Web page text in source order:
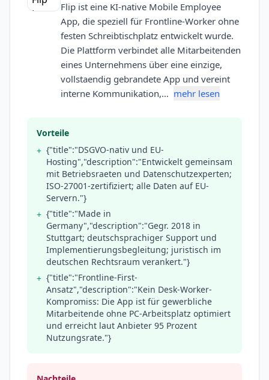
Flip ist eine KI-native Mobile Employee
App, die speziell für Frontline-Worker ohne
festen Schreibtischplatz entwickelt wurde.
Die Plattform verbindet alle Mitarbeitenden
eines Unternehmens über eine einzige,
vollstaendig gebrandete App und vereint
interne Kommunikation,… mehr lesen
Vorteile
+ {"title":"DSGVO-nativ und EU-
Hosting","description":"Entwickelt gemeinsam
mit Betriebsraeten und Datenschutzexperten;
ISO-27001-zertifiziert; alle Daten auf EU-
Servern."}
+ {"title":"Made in
Germany","description":"Gegr. 2018 in
Stuttgart; deutschsprachiger Support und
Implementierungsbegleitung; juristisch im
deutschen Rechtsraum verankert."}
+ {"title":"Frontline-First-
Ansatz","description":"Kein Desk-Worker-
Kompromiss: Die App ist für gewerbliche
Mitarbeitende ohne PC-Arbeitsplatz optimiert
und erreicht laut Anbieter 95 Prozent
Nutzungsrate."}